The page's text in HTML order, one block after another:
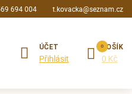
694 004 t.kovacka@seznam.cz
ÚČET
Přihlásit
KOŠÍK
0 Kč